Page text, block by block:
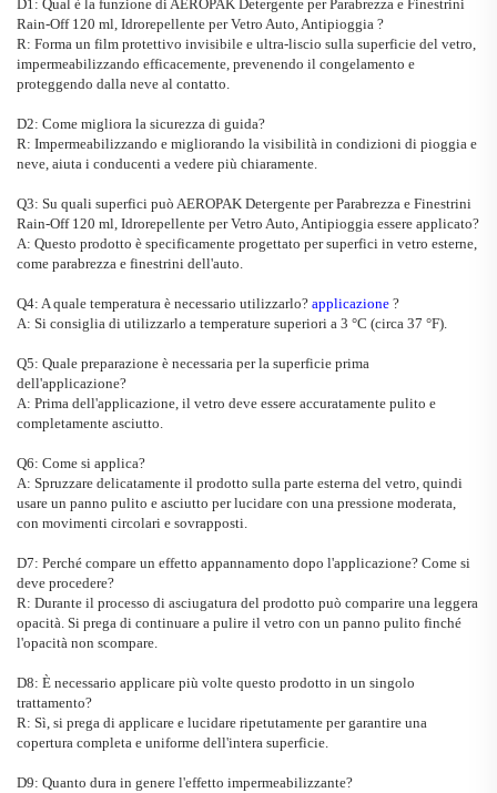
D1: Qual è la funzione diAEROPAK Detergente per Parabrezza e Finestrini
Rain-Off 120 ml, Idrorepellente per Vetro Auto, Antipioggia ?
R: Forma un film protettivo invisibile e ultra-liscio sulla superficie del vetro,
impermeabilizzando efficacemente, prevenendo il congelamento e
proteggendo dalla neve al contatto.
D2: Come migliora la sicurezza di guida?
R: Impermeabilizzando e migliorando la visibilità in condizioni di pioggia e
neve, aiuta i conducenti a vedere più chiaramente.
Q3: Su quali superfici può AEROPAK Detergente per Parabrezza e Finestrini
Rain-Off 120 ml, Idrorepellente per Vetro Auto, Antipioggia essere applicato?
A: Questo prodotto è specificamente progettato per superfici in vetro esterne,
come parabrezza e finestrini dell'auto.
Q4: A quale temperatura è necessario utilizzarlo? applicazione ?
A: Si consiglia di utilizzarlo a temperature superiori a 3 °C (circa 37 °F).
Q5: Quale preparazione è necessaria per la superficie prima
dell'applicazione?
A: Prima dell'applicazione, il vetro deve essere accuratamente pulito e
completamente asciutto.
Q6: Come si applica?
A: Spruzzare delicatamente il prodotto sulla parte esterna del vetro, quindi
usare un panno pulito e asciutto per lucidare con una pressione moderata,
con movimenti circolari e sovrapposti.
D7: Perché compare un effetto appannamento dopo l'applicazione? Come si
deve procedere?
R: Durante il processo di asciugatura del prodotto può comparire una leggera
opacità. Si prega di continuare a pulire il vetro con un panno pulito finché
l'opacità non scompare.
D8: È necessario applicare più volte questo prodotto in un singolo
trattamento?
R: Sì, si prega di applicare e lucidare ripetutamente per garantire una
copertura completa e uniforme dell'intera superficie.
D9: Quanto dura in genere l'effetto impermeabilizzante?